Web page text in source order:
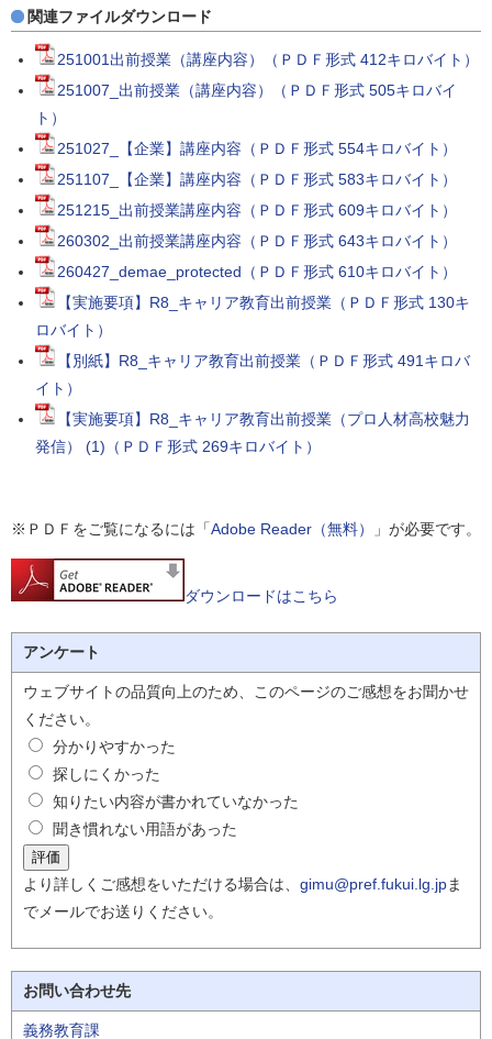
関連ファイルダウンロード
251001出前授業（講座内容）（ＰＤＦ形式 412キロバイト）
251007_出前授業（講座内容）（ＰＤＦ形式 505キロバイ
ト）
251027_【企業】講座内容（ＰＤＦ形式 554キロバイト）
251107_【企業】講座内容（ＰＤＦ形式 583キロバイト）
251215_出前授業講座内容（ＰＤＦ形式 609キロバイト）
260302_出前授業講座内容（ＰＤＦ形式 643キロバイト）
260427_demae_protected（ＰＤＦ形式 610キロバイト）
【実施要項】R8_キャリア教育出前授業（ＰＤＦ形式 130キ
ロバイト）
【別紙】R8_キャリア教育出前授業（ＰＤＦ形式 491キロバ
イト）
【実施要項】R8_キャリア教育出前授業（プロ人材高校魅力
発信） (1)（ＰＤＦ形式 269キロバイト）
※ＰＤＦをご覧になるには「Adobe Reader（無料） 」が必要です。
ダウンロードはこちら
アンケート
ウェブサイトの品質向上のため、このページのご感想をお聞かせ
ください。
分かりやすかった
探しにくかった
知りたい内容が書かれていなかった
聞き慣れない用語があった
より詳しくご感想をいただける場合は、 gimu@pref.fukui.lg.jpま
でメールでお送りください。
お問い合わせ先
義務教育課